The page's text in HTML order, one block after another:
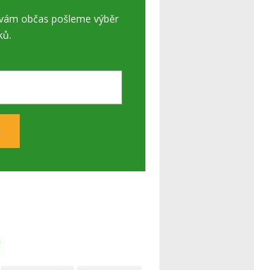
občas pošleme výběr